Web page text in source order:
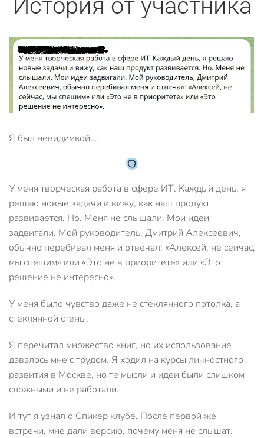
Я был невидимкой...
У меня творческая работа в сфере ИТ. Каждый день, я
решаю новые задачи и вижу, как наш продукт
развивается. Но. Меня не слышали. Мои идеи
задвигали. Мой руководитель, Дмитрий Алексеевич,
обычно перебивал меня и отвечал: «Алексей, не сейчас,
мы спешим» или «Это не в приоритете» или «Это
решение не интересно».
У меня было чувство даже не стеклянного потолка, а
стеклянной стены.
Я перечитал множество книг, но их использование
давалось мне с трудом. Я ходил на курсы личностного
развития в Москве, но те мысли и идеи были слишком
сложными и не работали.
И тут я узнал о Спикер клубе. После первой же
встречи, мне дали версию, почему меня не слышат.